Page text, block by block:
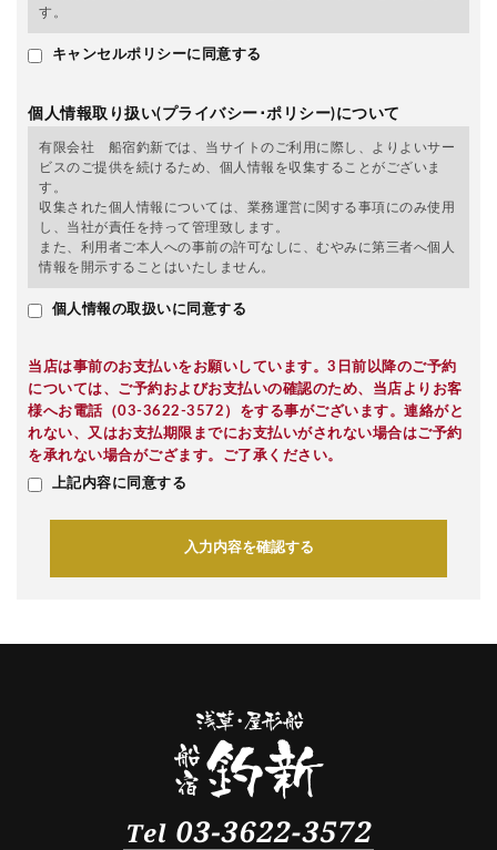
す。
キャンセルポリシーに同意する
個人情報取り扱い(プライバシー･ポリシー)について
有限会社 船宿釣新では、当サイトのご利用に際し、よりよいサー
ビスのご提供を続けるため、個人情報を収集することがございま
す。
収集された個人情報については、業務運営に関する事項にのみ使用
し、当社が責任を持って管理致します。
また、利用者ご本人への事前の許可なしに、むやみに第三者へ個人
情報を開示することはいたしません。
個人情報の取扱いに同意する
当店は事前のお支払いをお願いしています。3日前以降のご予約
については、ご予約およびお支払いの確認のため、当店よりお客
様へお電話（03-3622-3572）をする事がございます。連絡がと
れない、又はお支払期限までにお支払いがされない場合はご予約
を承れない場合がござます。ご了承ください。
上記内容に同意する
入力内容を確認する